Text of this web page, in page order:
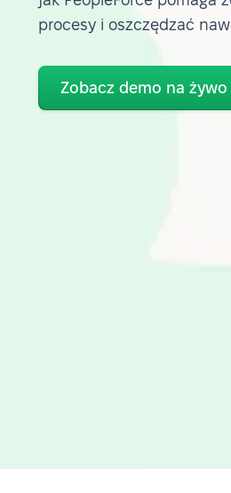
procesy i oszczędzać
Zobacz demo na żywo